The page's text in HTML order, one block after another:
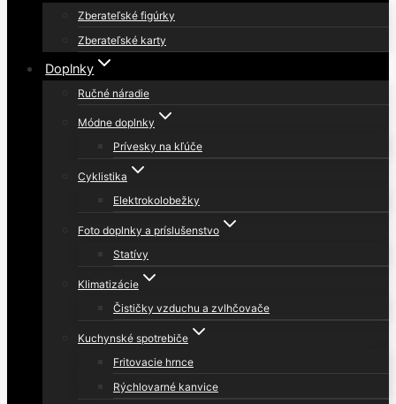
Zberateľské figúrky
Zberateľské karty
Doplnky
Ručné náradie
Módne doplnky
Prívesky na kľúče
Cyklistika
Elektrokolobežky
Foto doplnky a príslušenstvo
Statívy
Klimatizácie
Čističky vzduchu a zvlhčovače
Kuchynské spotrebiče
Fritovacie hrnce
Rýchlovarné kanvice